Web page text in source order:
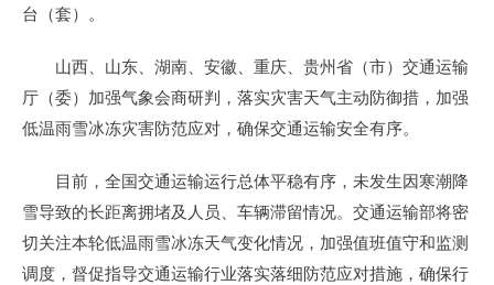
台（套）。
山西、山东、湖南、安徽、重庆、贵州省（市）交通运输
厅（委）加强气象会商研判，落实灾害天气主动防御措，加强
低温雨雪冰冻灾害防范应对，确保交通运输安全有序。
目前，全国交通运输运行总体平稳有序，未发生因寒潮降
雪导致的长距离拥堵及人员、车辆滞留情况。交通运输部将密
切关注本轮低温雨雪冰冻天气变化情况，加强值班值守和监测
调度，督促指导交通运输行业落实落细防范应对措施，确保行